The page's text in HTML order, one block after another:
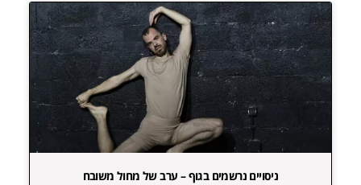
ניסויים נרשמים בגוף – ערב של מחול משובח